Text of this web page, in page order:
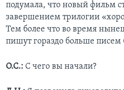
подумала, что новый фильм
завершением трилогии
Тем более что во время
пишут гораздо больше писем
О.С.: С чего вы начали?